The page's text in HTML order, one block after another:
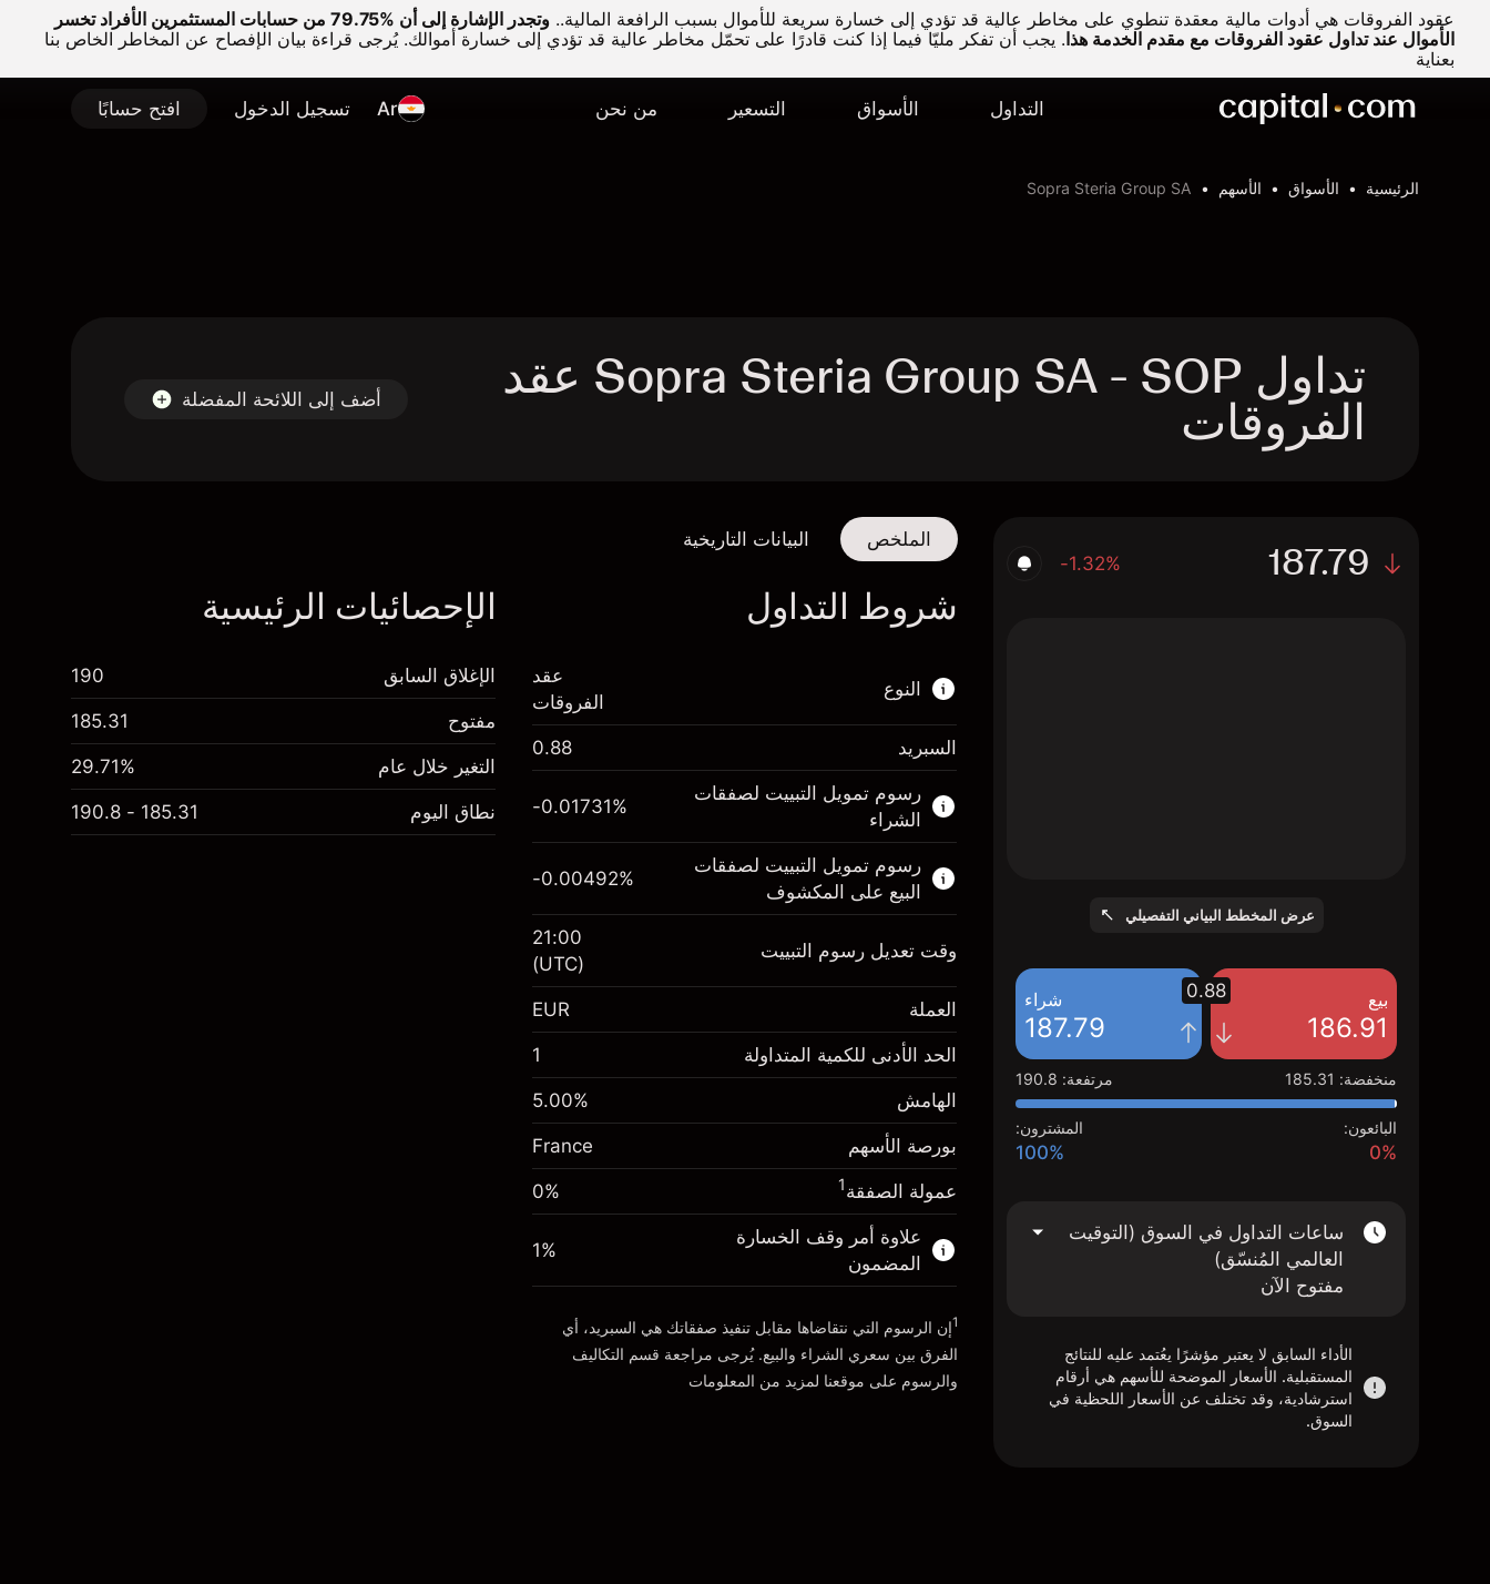
عقود الفروقات هي أدوات مالية معقدة تنطوي على مخاطر عالية قد تؤدي إلى خسارة سريعة للأموال بسبب الرافعة المالية..
وتجدر الإشارة إلى أن %79.75 من حسابات المستثمرين الأفراد تخسر
الأموال عند تداول عقود الفروقات مع مقدم الخدمة هذا. يجب أن تفكر مليّا فيما إذا كنت قادرًا على تحمّل مخاطر عالية قد تؤدي إلى خسارة أموالك. يُرجى قراءة بيان الإفصاح عن المخاطر الخاص بنا
بعناية
التداول الأسواق التسعير من نحن Ar تسجيل الدخول افتح حسابًا
الرئيسية الأسواق الأسهم Sopra Steria Group SA
تداول Sopra Steria Group SA - SOP عقد
الفروقات أضف إلى اللائحة المفضلة
187.79
-1.32%
عرض المخطط البياني التفصيلي
بيع
186.91
شراء
187.79
0.88
منخفضة:
185.31 مرتفعة:
190.8
البائعون:
0%
المشترون:
100%
ساعات التداول في السوق (التوقيت
العالمي المُنسّق)
مفتوح الآن
الأداء السابق لا يعتبر مؤشرًا يعُتمد عليه للنتائج
المستقبلية. الأسعار الموضحة للأسهم هي أرقام
استرشادية، وقد تختلف عن الأسعار اللحظية في
السوق.
الملخص البيانات التاريخية
شروط التداول
النوع
هذا السوق المالي متاح للتداول من خلال عقود
الفروقات.
اعرف المزيد عن:
عقود الفروقات
عقد
الفروقات
السبريد 0.88
رسوم تمويل التبييت لصفقات
الشراء
الهامش. استثمارك €1,000.00
رسوم التبييت
الرسوم من قيمة الصفقة الكاملة
-0.017307
حجم الصفقة بالرافعة المالية ~
الأموال من الرافعة المالية ~ دولار
انتقل إلى المنصة
-0.01731%
رسوم تمويل التبييت لصفقات
البيع على المكشوف
€1,000.00
رسوم التبييت
الرسوم من قيمة الصفقة الكاملة
-0.004915
(-€0.98)
حجم الصفقة بالرافعة المالية ~€20,000.00
الأموال من الرافعة المالية ~ دولار
-0.00492%
وقت تعديل رسوم التبييت
21:00
(UTC)
العملة EUR
الحد الأدنى للكمية المتداولة 1
الهامش 5.00%
بورصة الأسهم France
عمولة الصفقة1
0%
علاوة أمر وقف الخسارة
المضمون
1%
1إن الرسوم التي نتقاضاها مقابل تنفيذ صفقاتك هي السبريد، أي
الفرق بين سعري الشراء والبيع. يُرجى مراجعة قسم التكاليف
والرسوم على موقعنا لمزيد من المعلومات
الإحصائيات الرئيسية
الإغلاق السابق 190
مفتوح 185.31
التغير خلال عام 29.71%
نطاق اليوم 185.31 - 190.8